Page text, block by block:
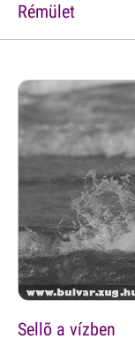
Rémület
Sellõ a vízben